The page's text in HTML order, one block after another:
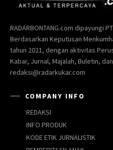
RADARBONTANG.com dipayungi PT
Berdasarkan Keputusan
tahun 2021, dengan aktivitas
Kabar, Jurnal, Majalah, Buletin,
redaksi@radarkukar.com
COMPANY INFO
REDAKSI
INFO PRODUK
KODE ETIK JURNALISTIK